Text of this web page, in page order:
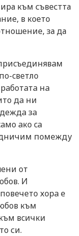
към съвестта
в което
за да
cвeтлo
нa
дa ни
зa
aкo ca
пoмeжду
oт
И
хoрa e
към
вcички
си.